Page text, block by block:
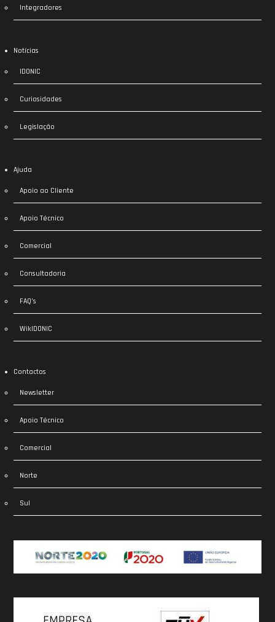
Integradores
Notícias
IDONIC
Curiosidades
Legislação
Ajuda
Apoio ao Cliente
Apoio Técnico
Comercial
Consultadoria
FAQ’s
WikIDONIC
Contactos
Newsletter
Apoio Técnico
Comercial
Norte
Sul